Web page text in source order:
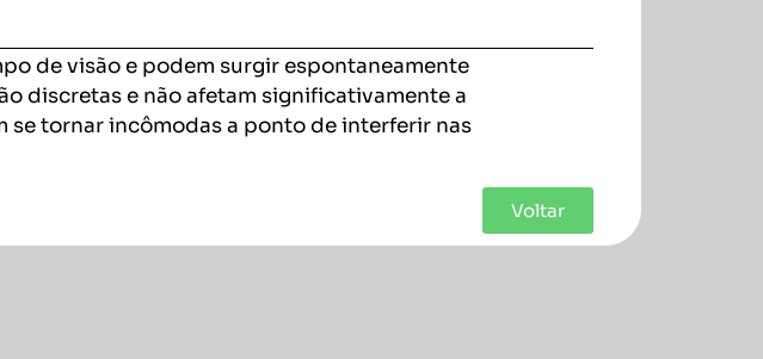
de visão e podem surgir espontaneamente
discretas e não afetam significativamente a
se tornar incômodas a ponto de interferir nas
Voltar